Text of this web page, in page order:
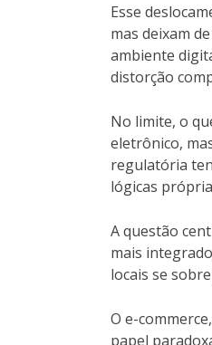
Esse
mas deixam
ambiente
distorção
No limite, o
eletrônico,
regulatória
lógicas
A questão
mais
locais se
O e-
papel